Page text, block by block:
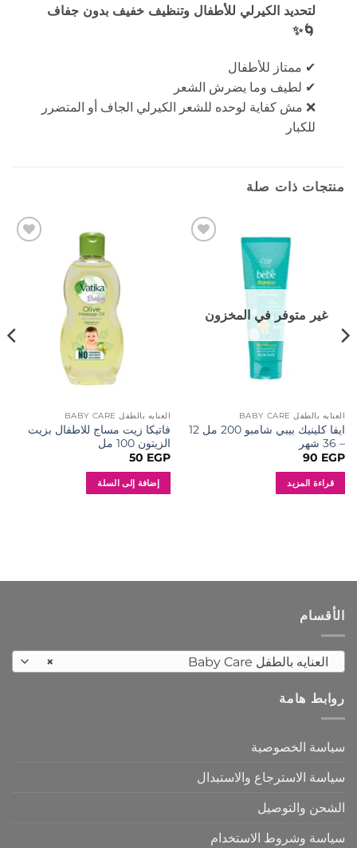
لتحديد الكيرلي للأطفال وتنظيف خفيف بدون جفاف
🌀✨
✔ ممتاز للأطفال
✔ لطيف وما يضرش الشعر
❌ مش كفاية لوحده للشعر الكيرلي الجاف أو المتضرر
للكبار
منتجات ذات صلة
غير متوفر في المخزون
العنايه بالطفل BABY CARE
ايفا كلينيك بيبي شامبو 200 مل 12
– 36 شهر
90 EGP
قراءة المزيد
العنايه بالطفل BABY CARE
فاتيكا زيت مساج للاطفال بزيت
الزيتون 100 مل
50 EGP
إضافة إلى السلة
الأقسام
× العنايه بالطفل Baby Care
روابط هامة
سياسة الخصوصية
سياسة الاسترجاع والاستبدال
الشحن والتوصيل
سياسة وشروط الاستخدام